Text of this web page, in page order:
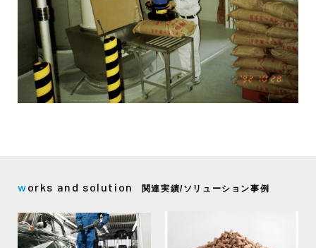
works and solution 関連実績/ソリューション事例